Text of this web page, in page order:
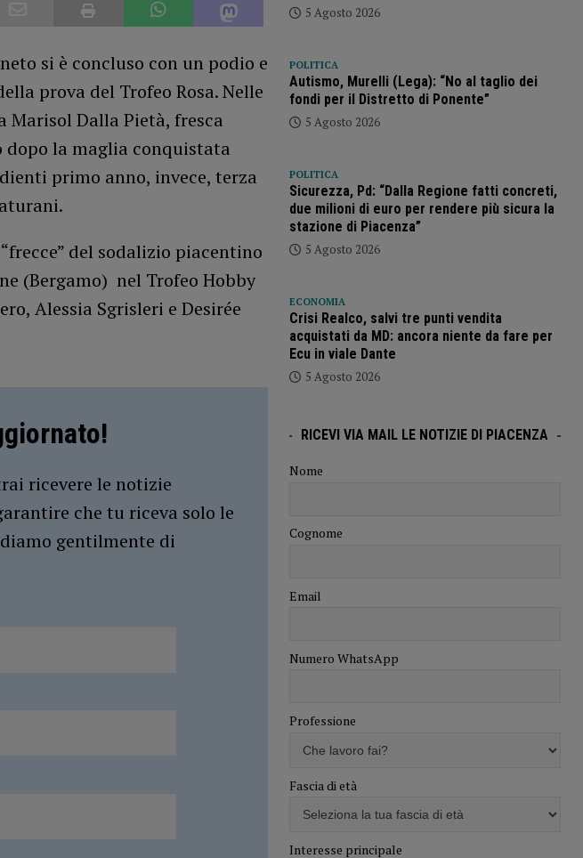
si è concluso con un podio e
prova del Trofeo Rosa. Nelle
Marisol Dalla Pietà, fresca
dopo la maglia conquistata
primo anno, invece, terza
del sodalizio piacentino
(Bergamo) nel Trofeo Hobby
Alessia Sgrisleri e Desirée
ricevere le notizie
che tu riceva solo le
gentilmente di
5 Agosto 2026
POLITICA
Autismo, Murelli (Lega): “No al taglio dei
fondi per il Distretto di Ponente”
5 Agosto 2026
POLITICA
Sicurezza, Pd: “Dalla Regione fatti concreti,
due milioni di euro per rendere più sicura la
stazione di Piacenza”
5 Agosto 2026
ECONOMIA
Crisi Realco, salvi tre punti vendita
acquistati da MD: ancora niente da fare per
Ecu in viale Dante
5 Agosto 2026
RICEVI VIA MAIL LE NOTIZIE DI PIACENZA
Nome
Cognome
Email
Numero WhatsApp
Professione
Fascia di età
Interesse principale